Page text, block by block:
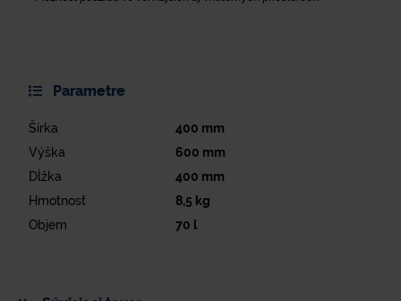
Parametre
Šírka 400 mm
Výška
600 mm
Dĺžka
400 mm
Hmotnosť
8,5 kg
Objem
70 l